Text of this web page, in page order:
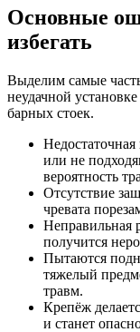
Основные
избегать
Выделим самые
неудачной
барных стоек.
или не
вероятность
Отсутствие
чревата
Неправильная
получится
Пытаются
тяжелый
травм.
Крепёж
и станет